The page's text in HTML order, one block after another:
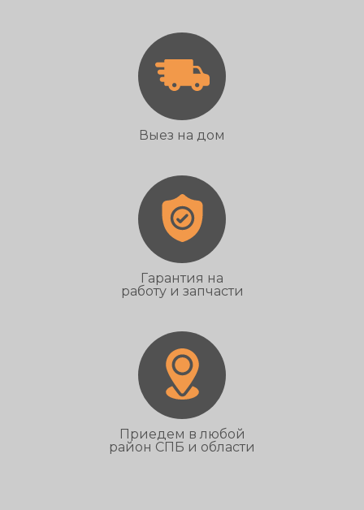
Выез на дом
Гарантия на
работу и запчасти
Приедем в любой
район СПБ и области